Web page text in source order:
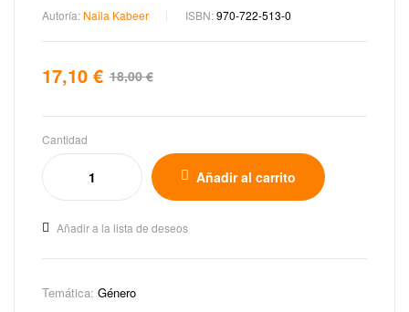
Autoría: Naila Kabeer ISBN:970-722-513-0
18,00€
17,10 €
Cantidad
Añadir al carrito
Añadir a la lista de deseos
Temática: Género